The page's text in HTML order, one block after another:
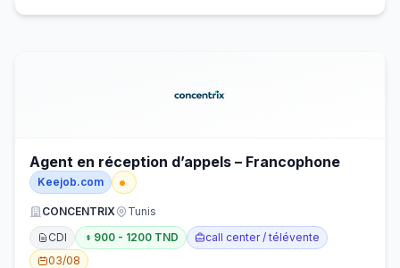
Agent en réception d’appels – Francophone
Keejob.com
CONCENTRIX
Tunis
CDI
900 - 1200 TND
call center / télévente
03/08